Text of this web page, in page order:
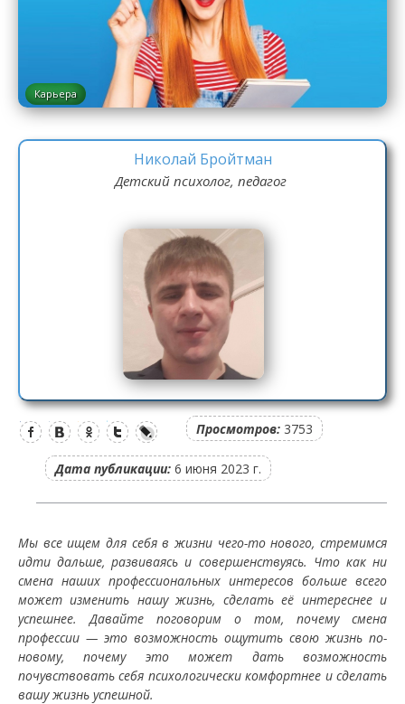
Карьера
Николай Бройтман
Детский психолог, педагог
Просмотров: 3753
Дата публикации: 6 июня 2023 г.
Мы все ищем для себя в жизни чего-то нового, стремимся
идти дальше, развиваясь и совершенствуясь. Что как ни
смена наших профессиональных интересов больше всего
может изменить нашу жизнь, сделать её интереснее и
успешнее. Давайте поговорим о том, почему смена
профессии — это возможность ощутить свою жизнь по-
новому, почему это может дать возможность
почувствовать себя психологически комфортнее и сделать
вашу жизнь успешной.